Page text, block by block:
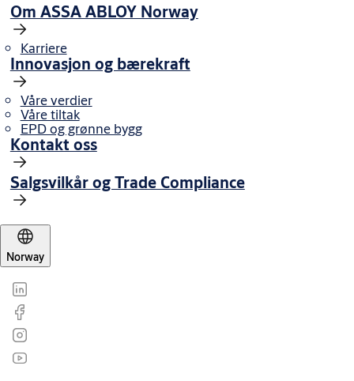
Om ASSA ABLOY Norway
Karriere
Innovasjon og bærekraft
Våre verdier
Våre tiltak
EPD og grønne bygg
Kontakt oss
Salgsvilkår og Trade Compliance
Norway